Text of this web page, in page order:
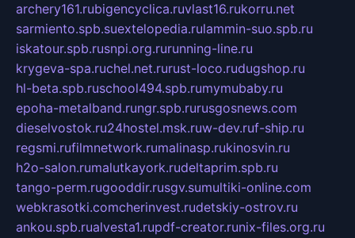
archery161.rubigencyclica.ruvlast16.rukorru.net
sarmiento.spb.suextelopedia.rulammin-suo.spb.ru
iskatour.spb.rusnpi.org.rurunning-line.ru
krygeva-spa.ruchel.net.rurust-loco.rudugshop.ru
hl-beta.spb.ruschool494.spb.rumymubaby.ru
epoha-metalband.rungr.spb.rurusgosnews.com
dieselvostok.ru24hostel.msk.ruw-dev.ruf-ship.ru
regsmi.rufilmnetwork.rumalinasp.rukinosvin.ru
h2o-salon.rumalutkayork.rudeltaprim.spb.ru
tango-perm.rugooddir.rusgv.sumultiki-online.com
webkrasotki.comcherinvest.rudetskiy-ostrov.ru
ankou.spb.rualvesta1.rupdf-creator.runix-files.org.ru